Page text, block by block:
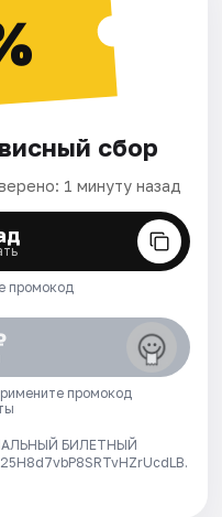
сбор
1 минуту назад
промокод
промокод
БИЛЕТНЫЙ